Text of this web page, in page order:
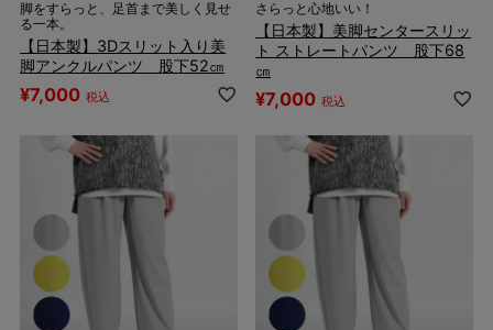
脚をすらっと、足首まで美しく見せ
る一本。
【日本製】3Dスリット入り美
脚アンクルパンツ 股下52㎝
¥7,000 税込
さらっと心地いい！
【日本製】美脚センタースリッ
ト ストレートパンツ 股下68
㎝
¥7,000 税込